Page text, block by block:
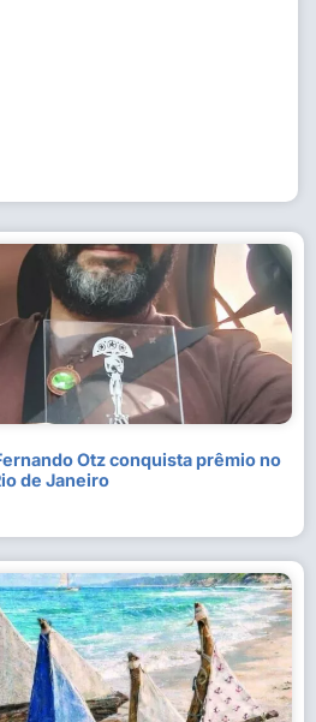
Otz conquista prêmio no
de Janeiro